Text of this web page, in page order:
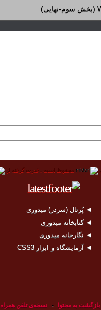
محفوظ است . قدرت گرفته از
◄ پُرتال (سردر) میدوری
◄ کتابخانه میدوری
◄ نگارخانه میدوری
◄ آزمایشگاه و ابزار CSS3
بازگشت به محتوا - نسخه‌ی تلفن همراه